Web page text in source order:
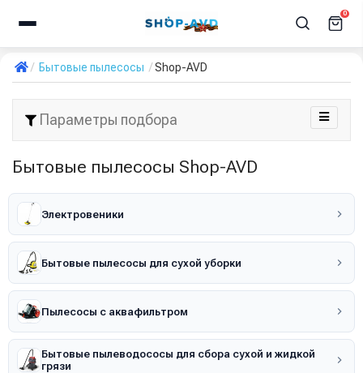
0
Бытовые пылесосы Shop-AVD
Параметры подбора
Бытовые пылесосы Shop-AVD
Электровеники
Бытовые пылесосы для сухой уборки
Пылесосы с аквафильтром
Бытовые пылеводососы для сбора сухой и жидкой
грязи